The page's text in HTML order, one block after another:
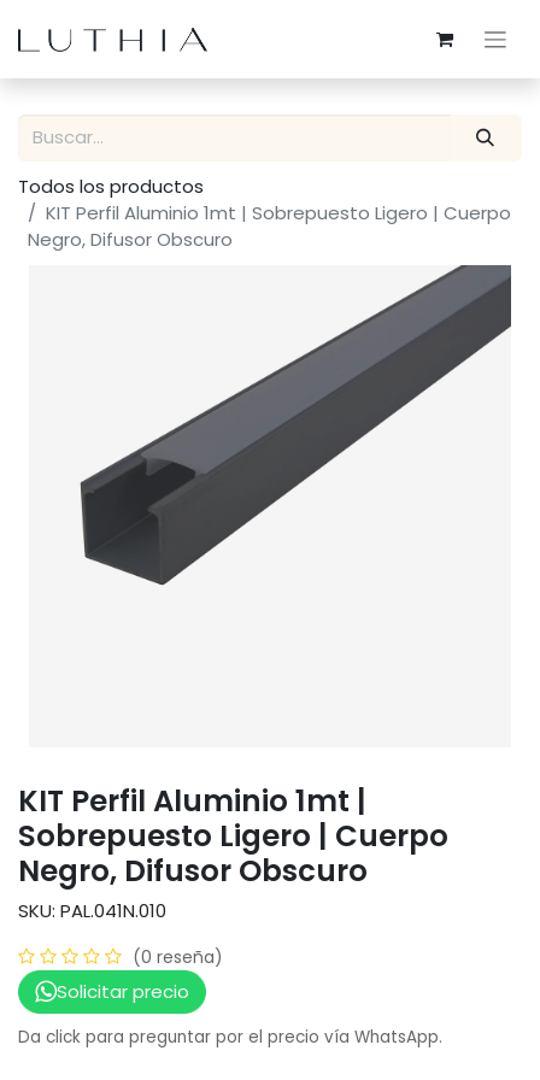
Todos los productos
KIT Perfil Aluminio 1mt | Sobrepuesto Ligero | Cuerpo
Negro, Difusor Obscuro
KIT Perfil Aluminio 1mt |
Sobrepuesto Ligero | Cuerpo
Negro, Difusor Obscuro
SKU: PAL.041N.010
(0 reseña)
Solicitar precio
Da click para preguntar por el precio vía WhatsApp.